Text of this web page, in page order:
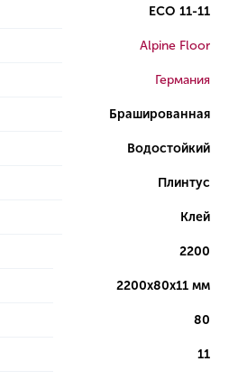
ECO 11-11
Alpine Floor
Германия
Брашированная
Водостойкий
Плинтус
Клей
2200
2200х80х11 мм
80
11